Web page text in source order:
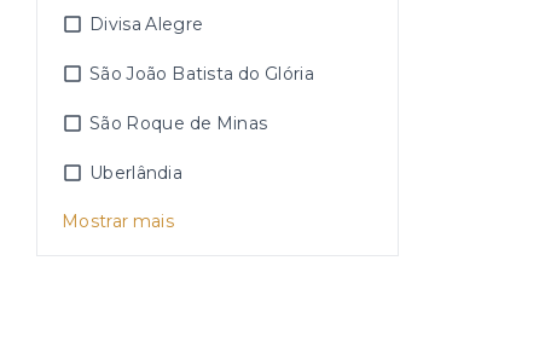
Divisa Alegre
São João Batista do Glória
São Roque de Minas
Uberlândia
Mostrar mais